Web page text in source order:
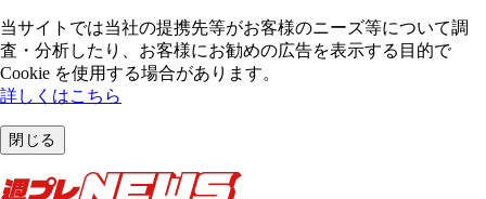
当サイトでは当社の提携先等がお客様のニーズ等について調
査・分析したり、お客様にお勧めの広告を表⽰する⽬的で
Cookie を使⽤する場合があります。
詳しくはこちら
閉じる